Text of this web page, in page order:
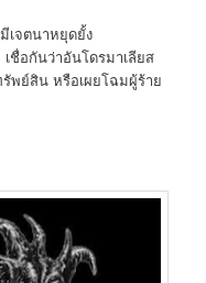
เจตนาหยุดยั้ง
ชื่อกันว่าอันโดรมาเลียส
พย์สิน หรือเผยโฉมผู้ร้าย